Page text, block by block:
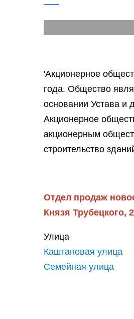
'Акционерное
года. Общество
основании Устава и
Акционерное
акционерным
строительство
Отдел продаж
Князя Трубецкого,
Улица
Каштановая улица
Семейная улица